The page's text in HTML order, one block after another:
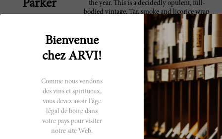
Parker
the year. This is a decidedly opulent, full-
bodied vintage. Tar, smoke and licorice wrap
around the huge finish. My preference was
for the 1988 in this first flight, but to tell the
truth all of three last wines were spectacular.
Anticipated maturity: 2011-2015.
Parker
The 1990 Masseto comes across as quite ripe
and almost exotic, very much in the style of
the year. This is a decidedly opulent, full-
bodied vintage. Tar, smoke and licorice wrap
around the huge finish. My preference was
for the 1988 in this first flight, but to tell the
truth all of three last wines were spectacular.
Anticipated maturity: 2011-2015.
Bienvenue
chez ARVI!
Comme nous vendons
des vins et spiritueux,
vous devez avoir l'âge
légal de boire dans
votre pays pour visiter
notre site Web.